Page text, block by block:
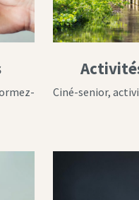
Ciné-senior,